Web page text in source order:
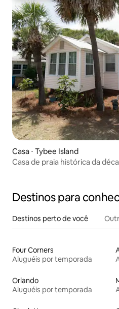
Casa ⋅ Tybee Island
Casa de praia histórica da
Destinos para
Destinos perto de você
Four Corners
Aluguéis por temporada
Orlando
Aluguéis por temporada